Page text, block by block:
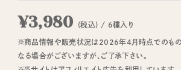
¥3,980 (税込) / 6種入り
※商品情報や販売状況は2026年4月時点でのもの
なる場合がございますが、ご了承下さい。